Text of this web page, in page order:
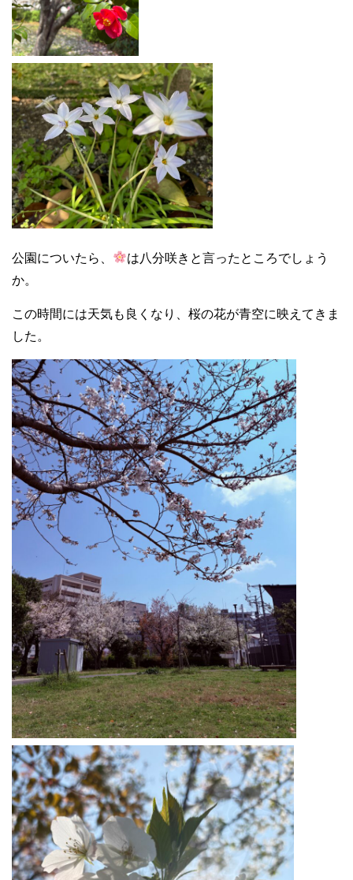
公園についたら、
は八分咲きと言ったところでしょう
か。
この時間には天気も良くなり、桜の花が青空に映えてきま
した。